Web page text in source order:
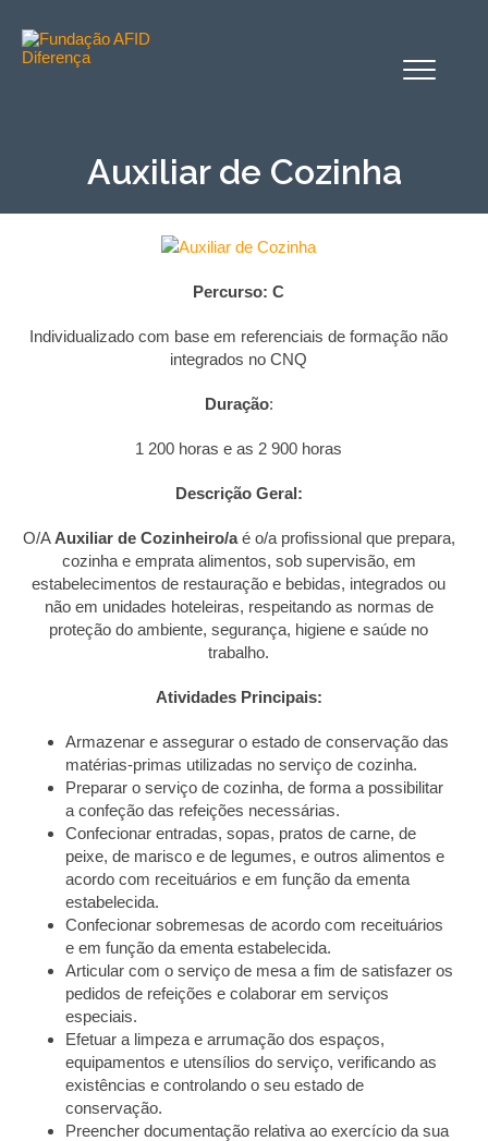
Alternar
Auxiliar de Cozinha
Percurso: C
Individualizado com base em referenciais de formação não
integrados no CNQ
Duração:
1 200 horas e as 2 900 horas
Descrição Geral:
O/A Auxiliar de Cozinheiro/aé o/a profissional que prepara,
cozinha e emprata alimentos, sob supervisão, em
estabelecimentos de restauração e bebidas, integrados ou
não em unidades hoteleiras, respeitando as normas de
proteção do ambiente, segurança, higiene e saúde no
trabalho.
Atividades Principais:
Armazenar e assegurar o estado de conservação das
matérias-primas utilizadas no serviço de cozinha.
Preparar o serviço de cozinha, de forma a possibilitar
a confeção das refeições necessárias.
Confecionar entradas, sopas, pratos de carne, de
peixe, de marisco e de legumes, e outros alimentos e
acordo com receituários e em função da ementa
estabelecida.
Confecionar sobremesas de acordo com receituários
e em função da ementa estabelecida.
Articular com o serviço de mesa a fim de satisfazer os
pedidos de refeições e colaborar em serviços
especiais.
Efetuar a limpeza e arrumação dos espaços,
equipamentos e utensílios do serviço, verificando as
existências e controlando o seu estado de
conservação.
Preencher documentação relativa ao exercício da sua